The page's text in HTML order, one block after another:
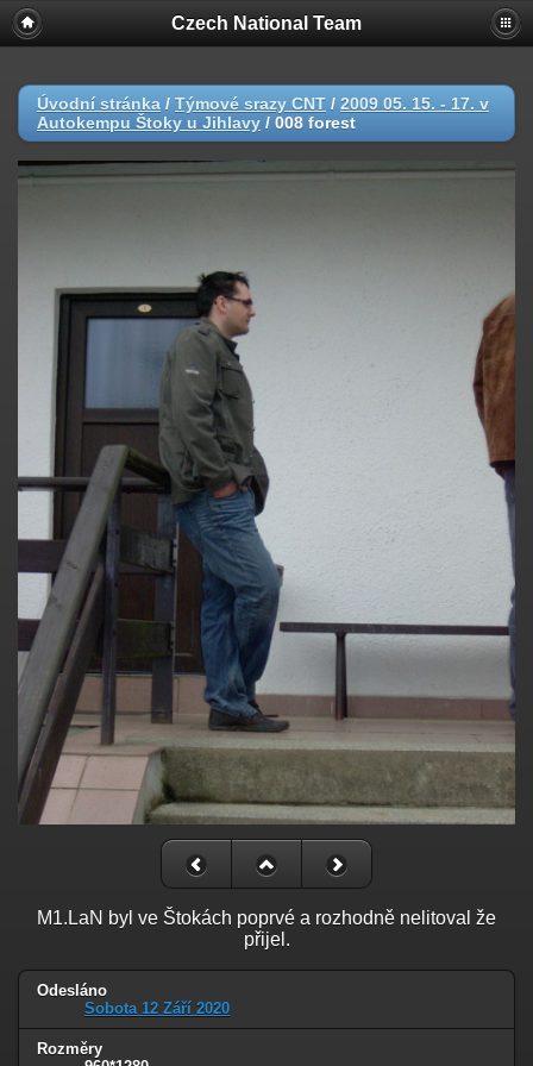
Czech National Team
Úvodní stránka / Týmové srazy CNT / 2009 05. 15. - 17. v
Autokempu Štoky u Jihlavy / 008 forest
M1.LaN byl ve Štokách poprvé a rozhodně nelitoval že
přijel.
Odesláno
Sobota 12 Září 2020
Rozměry